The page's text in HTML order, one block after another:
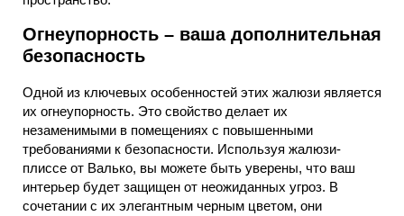
Огнеупорность – ваша дополнительная
безопасность
Одной из ключевых особенностей этих жалюзи является
их огнеупорность. Это свойство делает их
незаменимыми в помещениях с повышенными
требованиями к безопасности. Используя жалюзи-
плиссе от Валько, вы можете быть уверены, что ваш
интерьер будет защищен от неожиданных угроз. В
сочетании с их элегантным черным цветом, они